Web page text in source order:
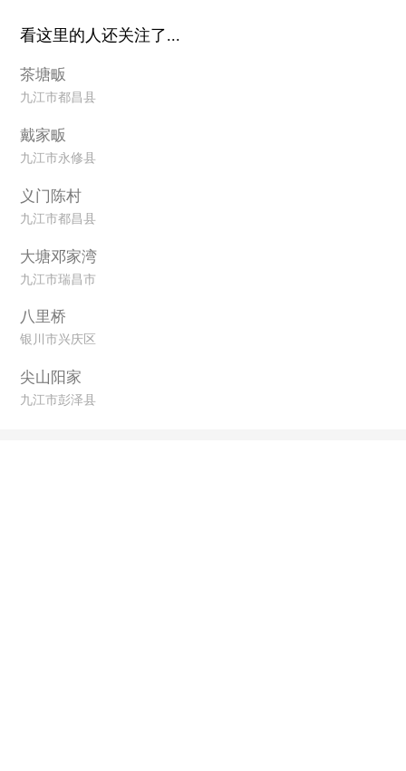
看这里的人还关注了...
茶塘畈
九江市都昌县
戴家畈
九江市永修县
义门陈村
九江市都昌县
大塘邓家湾
九江市瑞昌市
八里桥
银川市兴庆区
尖山阳家
九江市彭泽县